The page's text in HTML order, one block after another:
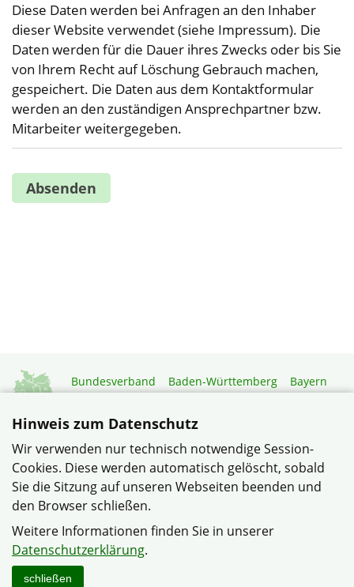
Diese Daten werden bei Anfragen an den Inhaber
dieser Website verwendet (siehe Impressum). Die
Daten werden für die Dauer ihres Zwecks oder bis Sie
von Ihrem Recht auf Löschung Gebrauch machen,
gespeichert. Die Daten aus dem Kontaktformular
werden an den zuständigen Ansprechpartner bzw.
Mitarbeiter weitergegeben.
Bundesverband Baden-Württemberg
Bayern
Hamburg
Hessen
Mecklenburg-Vorpommern
Niedersachsen
Nordrhein-Westfalen
Rheinland-Pfalz
Saarland
Sachsen
Sachsen-Anhalt
Schleswig-Holstein
Thüringen
Mitgliedermagazin
© Gemeinschaft Sundern im Verband Wohneigentum NRW
Datenschutzerklärung
Hinweis zum Datenschutz
Wir verwenden nur technisch notwendige Session-
Cookies. Diese werden automatisch gelöscht, sobald
Sie die Sitzung auf unseren Webseiten beenden und
den Browser schließen.
Weitere Informationen finden Sie in unserer
Datenschutzerklärung.
schließen